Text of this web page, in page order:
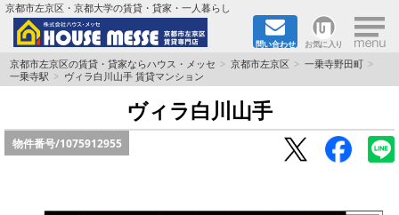
京都市左京区・京都大学の賃貸・貸家・一人暮らし
問い合わせ お気に入り ×
TOPページ
地域から検索
京都市左京区の賃貸・貸家ならハウス・メッセ 京都市左京区
一乗寺野田町
一乗寺駅
ヴィラ白川山手 賃貸マンション
ヴィラ白川山手
物件番号/1075912955